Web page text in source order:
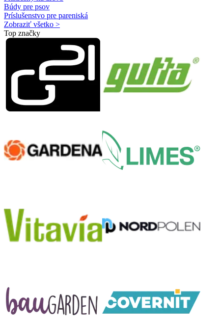
Búdy pre psov
Príslušenstvo pre pareniská
Zobraziť všetko >
Top značky